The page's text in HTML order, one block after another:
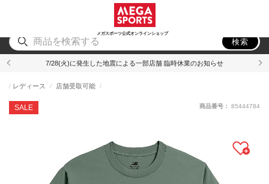
メガスポーツ公式オンラインショップ
アウトドア
検索
7/28(火)に発生した地震による一部店舗 臨時休業のお知らせ
SALE
レディース 店舗受取可能
商品番号： 85444784